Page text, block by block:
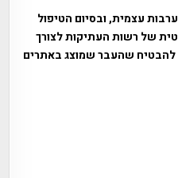
עצמית, ובסיום הטיפול
של רשות העתיקות לצורך
שהעבר שמוצג באתרים